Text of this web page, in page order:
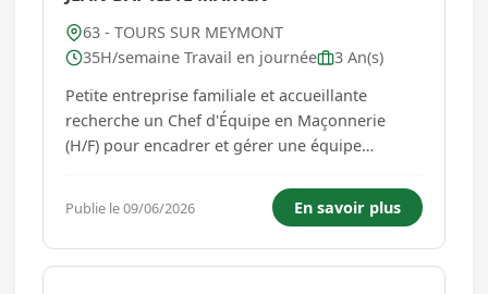
63 - TOURS SUR MEYMONT
35H/semaine Travail en journée
3 An(s)
Petite entreprise familiale et accueillante
recherche un Chef d'Équipe en Maçonnerie
(H/F) pour encadrer et gérer une équipe
humaine où l'esprit d'équipe et la convivialité
sont au cœur de nos valeurs ! Vos missions
principales : - Encadrer u...
Publie le 09/06/2026 En savoir plus